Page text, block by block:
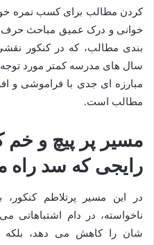
کردن مطالب برای کسب نمره
خوانی و درک عمیق مباحث حرف
بندی مطالب، که در کنکور
سال های مدرسه کمتر مورد توجه
مبارزه ای جدی با فراموشی و
مطالب است.
مسیر پر پیچ و خم
رایجی که سد
در این مسیر پرتلاطم کنکور،
ناخواسته، در دام اشتباهاتی
شان را کاهش می دهد، بلکه